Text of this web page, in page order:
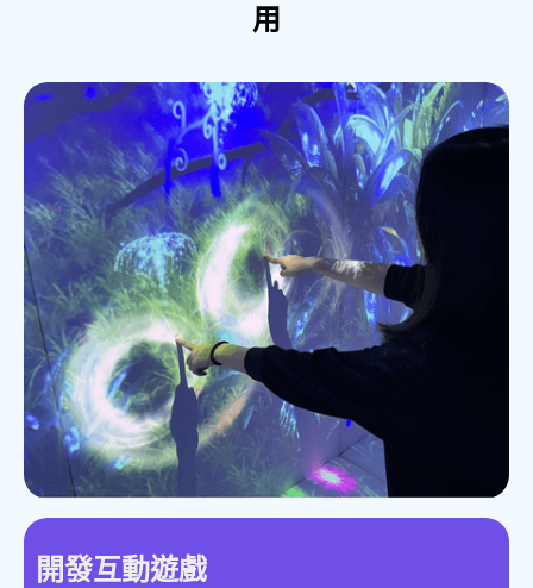
用
開發互動遊戲